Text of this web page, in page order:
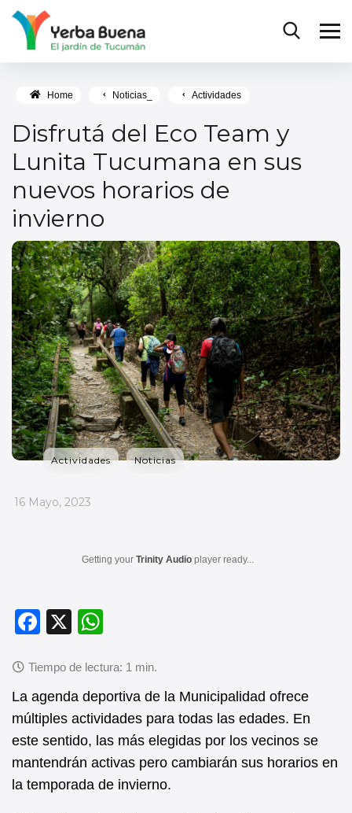
Home Noticias_ Actividades
Disfrutá del Eco Team y
Lunita Tucumana en sus
nuevos horarios de
invierno
Actividades Noticias
_
16 Mayo, 2023
Getting your Trinity Audio player ready...
F
c
e
b
o
o
k
X
at
s
A
p
p
La agenda deportiva de la Municipalidad ofrece
múltiples actividades para todas las edades. En
este sentido, las más elegidas por los vecinos se
mantendrán activas pero cambiarán sus horarios en
la temporada de invierno.